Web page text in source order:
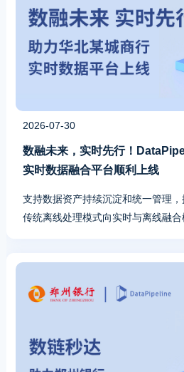
2026-07-30
数融未来，实时先行！
实时数据融合平台顺利上线
支持数据资产持续沉淀和统一管理
传统离线处理模式向实时与离线融